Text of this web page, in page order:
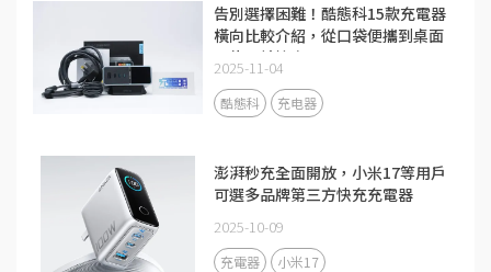
告別選擇困難！酷態科15款充電器
橫向比較介紹，從口袋便攜到桌面
全能一站搞定
2025-11-04
酷態科 充电器
澎湃秒充全面開放，小米17等用戶
可選多品牌第三方快充充電器
2025-10-09
充電器 小米17